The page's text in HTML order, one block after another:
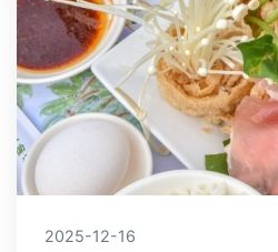
2025-12-16